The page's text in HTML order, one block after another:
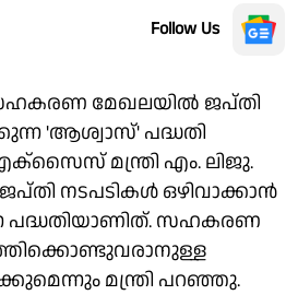
Follow Us
മേഖലയിൽ ജപ്തി
'ആശ്വാസ്' പദ്ധതി
എക്സൈസ് മന്ത്രി എം. ലിജു.
നടപടികൾ ഒഴിവാക്കാൻ
പദ്ധതിയാണിത്. സഹകരണ
മന്ത്രി പറഞ്ഞു.